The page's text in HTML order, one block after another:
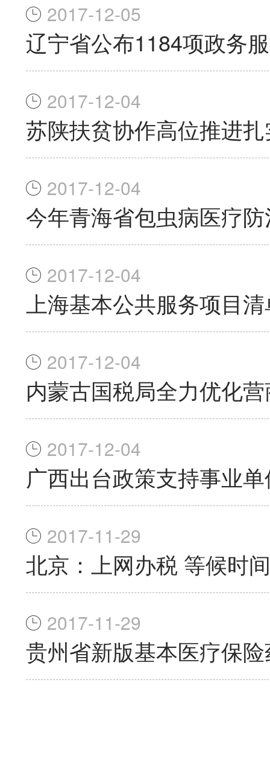
2017-12-05
辽宁省公布1184项政务
2017-12-04
苏陕扶贫协作高位推进
2017-12-04
今年青海省包虫病医疗
2017-12-04
上海基本公共服务项目
2017-12-04
内蒙古国税局全力优化
2017-12-04
广西出台政策支持事业
2017-11-29
北京：上网办税 等候时
2017-11-29
贵州省新版基本医疗保